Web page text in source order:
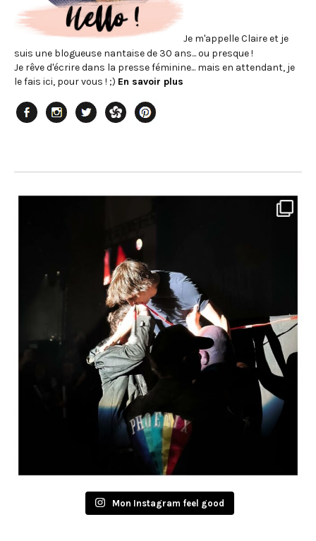
Je m'appelle Claire et je
suis une blogueuse nantaise de 30 ans... ou presque !
Je rêve d'écrire dans la presse féminine... mais en attendant, je
le fais ici, pour vous ! ;) En savoir plus
Mon Instagram feel good